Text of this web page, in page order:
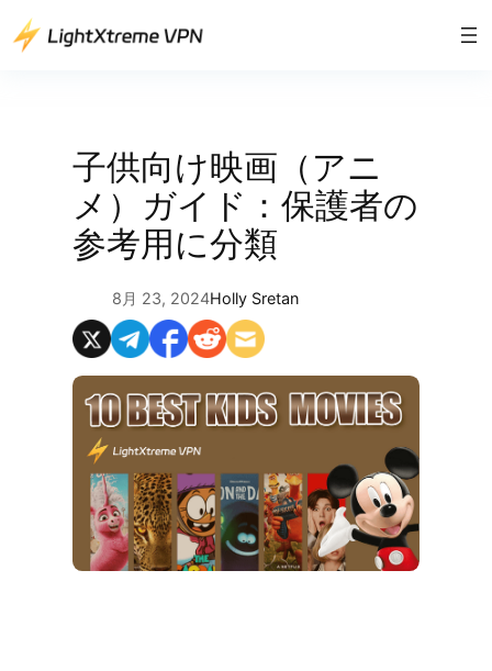
容
子供向け映画（アニ
メ）ガイド：保護者の
参考用に分類
8月 23, 2024Holly Sretan